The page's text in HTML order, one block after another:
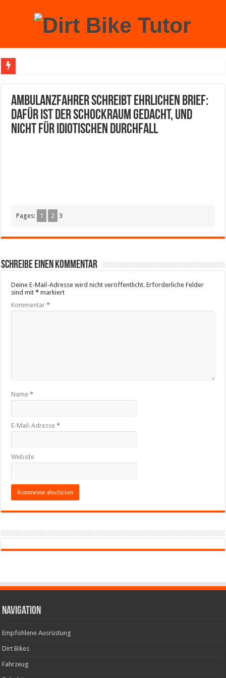
Ambulanzfahrer schreibt ehrlichen Brief:
Dafür ist der Schockraum gedacht, und
nicht für idiotischen Durchfall
Pages: 1 2 3
Schreibe einen Kommentar
Deine E-Mail-Adresse wird nicht veröffentlicht. Erforderliche Felder
sind mit* markiert
Kommentar*
Name*
E-Mail-Adresse*
Website
Navigation
Empfohlene Ausrüstung
Dirt Bikes
Fahrzeug